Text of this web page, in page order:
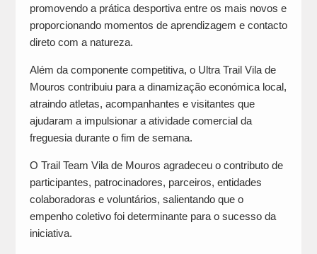
promovendo a prática desportiva entre os mais novos e
proporcionando momentos de aprendizagem e contacto
direto com a natureza.
Além da componente competitiva, o Ultra Trail Vila de
Mouros contribuiu para a dinamização económica local,
atraindo atletas, acompanhantes e visitantes que
ajudaram a impulsionar a atividade comercial da
freguesia durante o fim de semana.
O Trail Team Vila de Mouros agradeceu o contributo de
participantes, patrocinadores, parceiros, entidades
colaboradoras e voluntários, salientando que o
empenho coletivo foi determinante para o sucesso da
iniciativa.